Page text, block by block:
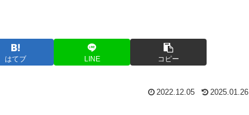
はてブ LINE コピー
2022.12.05 2025.01.26